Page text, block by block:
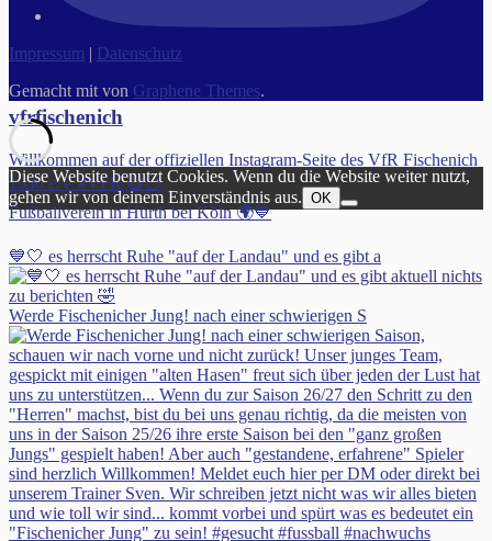
vfrfischenich
Willkommen auf der offiziellen Instagram-Seite des VfR Fischenich
1930 e.V #VFR 🔵⚪️
Fußballverein in Hürth bei Köln 🌍💙
💙🤍 es herrscht Ruhe "auf der Landau" und es gibt a
Werde Fischenicher Jung! nach einer schwierigen S
Impressum | Datenschutz
Gemacht mit von Graphene Themes.
Diese Website benutzt Cookies. Wenn du die Website weiter nutzt,
gehen wir von deinem Einverständnis aus. OK